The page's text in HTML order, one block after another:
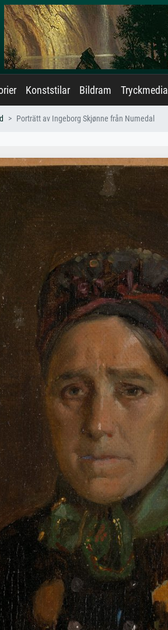
Konststilar Bildram Tryckmedia
Porträtt av Ingeborg Skjønne från Numedal